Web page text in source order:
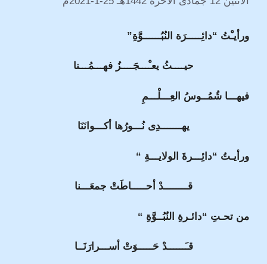
ورأيـْتُ “دائِـــــرَة النُبُــــــوَّةِ”
حيــــثُ يعـْـــجَــــزُ فهـــمُـــنا
فيهـــا شُمُــوسُ العِـــلْـــمِ
يهـــــــدِى نُـــورُها أكـــوانَنَا
ورأيـتُ “دائِـــرةَ الولايـــةِ “
قــــــــدْ أحـــــاطَتْ جمعَـــنا
من تحـتِ “دائـرةِ النُبُــوَّةِ “
قـَــــــدْ حَـــــوَتْ أســـرارَنَــا